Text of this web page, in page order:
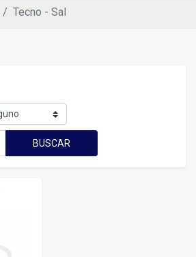
Tecno - Sal
BUSCAR